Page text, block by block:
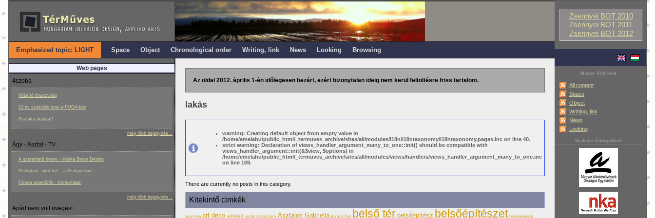
Zsennyei BOT 2010
Zsennyei BOT 2011
Zsennyei BOT 2012
Master RSS feed
All content
Space
Object
Writting, link
News
Looking
Szakmai támogatóink
Emphasized topic: LIGHT Space Object Chronological order Writing, link News Looking Browsing
Web pages
4szoba
Világító lótuszvirág
10 év szakrális terei a FUGA-ban
Asztalra magyar!
még több bejegyzés...
Ágy - Asztal - TV
A szerethető beton - Ivánka Beton Design
Pislogtam, mint hal... a Szatyor-ban
Filmes enteriôrök - Köntörfalak
még több bejegyzés...
Apád nem volt üveges!
Az oldal 2012. április 1-én időlegesen bezárt, ezért bizonytalan ideig nem kerül feltöltésre friss tartalom.
lakás
warning: Creating default object from empty value in
/home/emelahu/public_html/_termuves_archive/sites/all/modules/i18n/i18ntaxonomy/i18ntaxonomy.pages.inc on line 40.
strict warning: Declaration of views_handler_argument_many_to_one::init() should be compatible with
views_handler_argument::init(&$view, $options) in
/home/emelahu/public_html/_termuves_archive/sites/all/modules/views/handlers/views_handler_argument_many_to_one.inc
on line 169.
There are currently no posts in this category.
Kitekintő cimkék
apartman art deco artKRAFT asztal asztali tárgy Asztalos Gabriella Baracsi Kati belső tér belsőépítész belsőépítészet belsőépítészet